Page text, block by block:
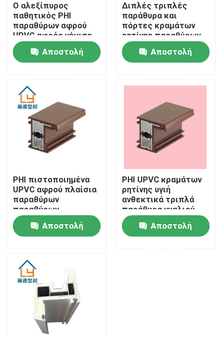
Σπίτι
βίντεο
Περίπου εμείς
Γύρος εργοστασίων
Ποιοτικός έλεγχος
Μας ελάτε σε επαφή με
Ζητήστε ένα απόσπασμα
Σχεδιαγράμματα πορτών UPVC
Σχεδιαγράμματα παραθύρων UPVC
Ο αλεξίπυρος
παθητικός PHI
παραθύρων αφρού
UPVC αφρός γέμισε
τα βινυλίου
παράθυρα ISO9001
Αποστολή
Διπλές τριπλές
παράθυρα και
πόρτες κραμάτων
ρητίνης παραθύρων
αφρού γυαλιού UPVC
παθητικέςΑποστολή
PHI πιστοποιημένα
UPVC αφρού πλαίσια
παραθύρων
παραθύρων
Soundproof
γεμισμένα αφρός
Αποστολή
PHI UPVC κραμάτων
ρητίνης υγιή
ανθεκτικά τριπλά
παράθυρα γυαλιού
παραθύρων αφρού
Αποστολή